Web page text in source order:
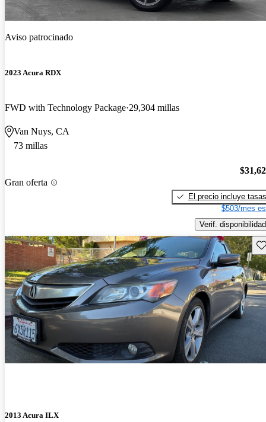
Aviso patrocinado
2023 Acura RDX
FWD with Technology Package 29,304 millas
Van Nuys, CA
73 millas
Gran oferta
El precio incluye tasas
$503/mes
Verif. disponibilidad
2013 Acura ILX